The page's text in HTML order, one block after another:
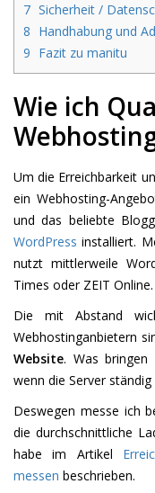
7 Sicherheit /
8 Handhabung und
9 Fazit zu manitu
Wie ich
Um die Erreichbarkeit
ein Webhosting-
und das beliebte
WordPress installiert.
nutzt mittlerweile
Times oder ZEIT Online.
Die mit Abstand
Webhostinganbietern
Website. Was bringen
wenn die Server ständig
Deswegen messe ich
die durchschnittliche
habe im Artikel
messen beschrieben.